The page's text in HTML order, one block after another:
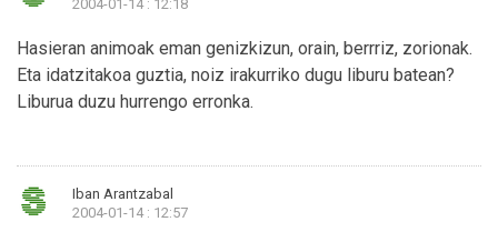
2004-01-14 : 12:18
Hasieran animoak eman genizkizun, orain, berrriz, zorionak.
Eta idatzitakoa guztia, noiz irakurriko dugu liburu batean?
Liburua duzu hurrengo erronka.
Iban Arantzabal
2004-01-14 : 12:57